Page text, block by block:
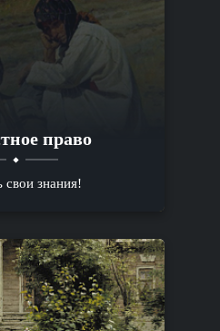
право
свои знания!